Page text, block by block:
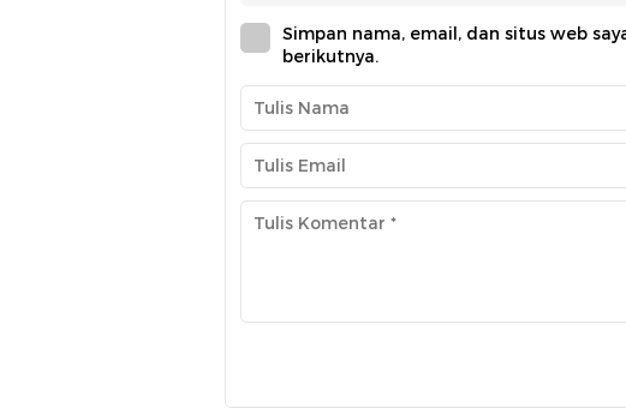
Simpan nama, email, dan situs web
berikutnya.